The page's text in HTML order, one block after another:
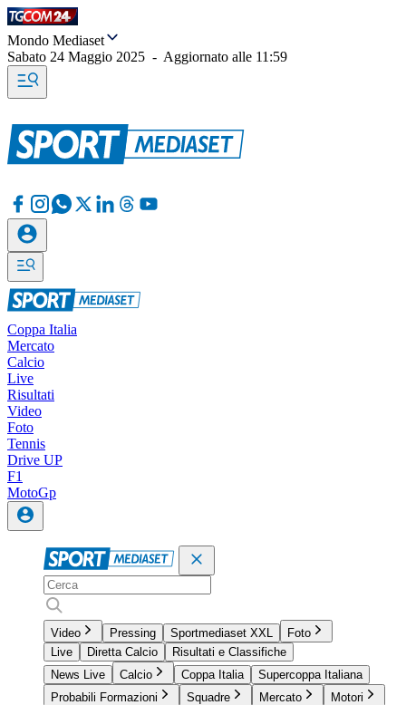
Mondo Mediaset
Sabato 24 Maggio 2025 - Aggiornato alle 11:59
Coppa Italia
Mercato
Calcio
Live
Risultati
Video
Foto
Tennis
Drive UP
F1
MotoGp
Video Pressing Sportmediaset XXL
Foto
Live
Diretta Calcio
Risultati e Classifiche
News Live
Calcio Coppa Italia
Supercoppa Italiana
Probabili Formazioni
Squadre Mercato
Motori